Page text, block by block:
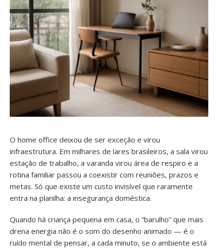
O home office deixou de ser exceção e virou
infraestrutura. Em milhares de lares brasileiros, a sala virou
estação de trabalho, a varanda virou área de respiro e a
rotina familiar passou a coexistir com reuniões, prazos e
metas. Só que existe um custo invisível que raramente
entra na planilha: a insegurança doméstica.
Quando há criança pequena em casa, o “barulho” que mais
drena energia não é o som do desenho animado — é o
ruído mental de pensar, a cada minuto, se o ambiente está